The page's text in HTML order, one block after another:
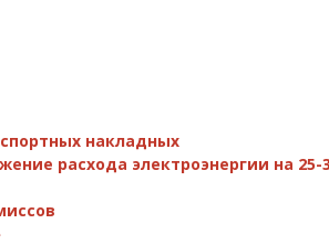
накладных
расхода электроэнергии на 25-